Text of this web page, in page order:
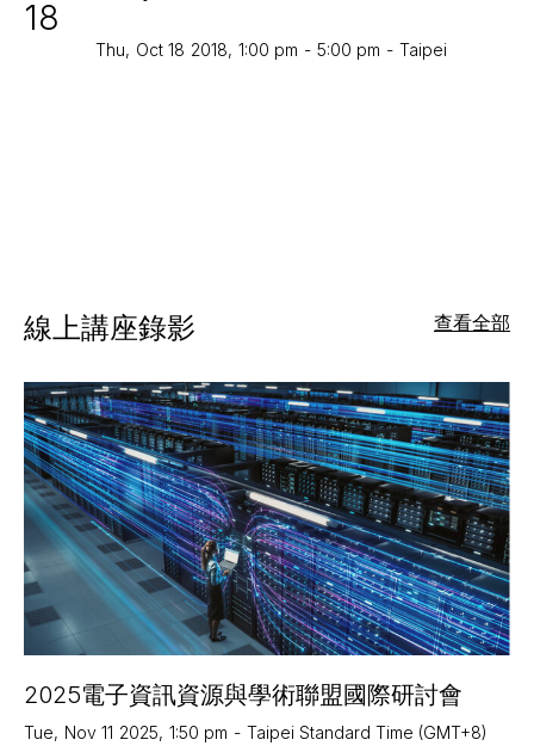
18
Thu, Oct 18 2018, 1:00 pm - 5:00 pm - Taipei
線上講座錄影 查看全部
2025電子資訊資源與學術聯盟國際研討會
Tue, Nov 11 2025, 1:50 pm - Taipei Standard Time (GMT+8)